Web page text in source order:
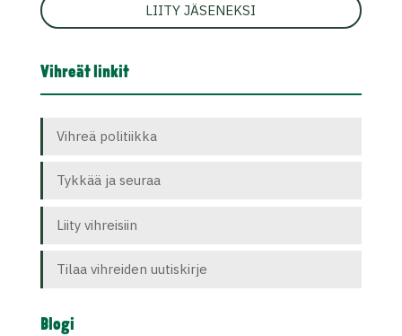
LIITY JÄSENEKSI
Vihreät linkit
Vihreä politiikka
Tykkää ja seuraa
Liity vihreisiin
Tilaa vihreiden uutiskirje
Blogi